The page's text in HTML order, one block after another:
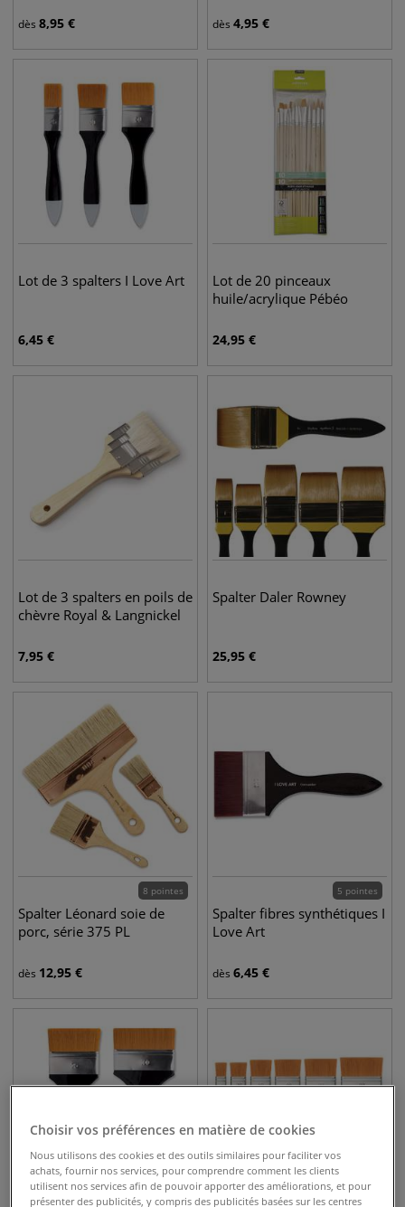
dès 8,95 € dès 4,95 €
Lot de 3 spalters I Love Art
6,45 €
Lot de 20 pinceaux
huile/acrylique Pébéo
24,95 €
Lot de 3 spalters en poils de
chèvre Royal & Langnickel
7,95 €
Spalter Daler Rowney
25,95 €
8 pointes
Spalter Léonard soie de
porc, série 375 PL
dès 12,95 €
5 pointes
Spalter fibres synthétiques I
Love Art
dès 6,45 €
Choisir vos préférences en matière de cookies
Nous utilisons des cookies et des outils similaires pour faciliter vos
achats, fournir nos services, pour comprendre comment les clients
utilisent nos services afin de pouvoir apporter des améliorations, et pour
présenter des publicités, y compris des publicités basées sur les centres